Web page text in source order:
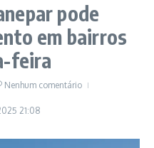
pode
em bairros
feira
Nenhum comentário
21:08